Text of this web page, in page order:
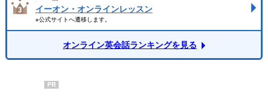
イーオン・オンラインレッスン
※公式サイトへ遷移します。
オンライン英会話ランキングを見る
PR